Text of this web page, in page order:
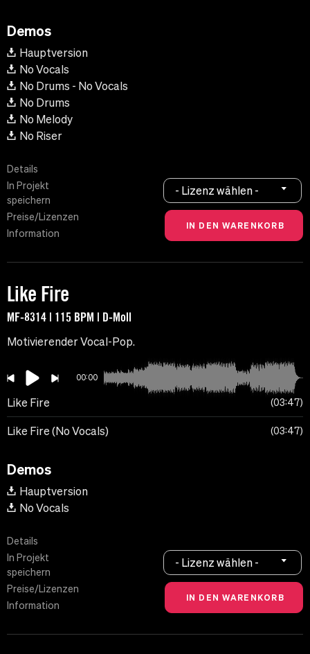
Demos
Hauptversion
No Vocals
No Drums - No Vocals
No Drums
No Melody
No Riser
Details
In Projekt
speichern
Preise/Lizenzen
Information
- Lizenz wählen -
Like Fire
MF-8314 | 115 BPM | D-Moll
Motivierender Vocal-Pop.
00:00
Like Fire 03:47
Like Fire (No Vocals) 03:47
Demos
Hauptversion
No Vocals
Details
In Projekt
speichern
Preise/Lizenzen
Information
- Lizenz wählen -